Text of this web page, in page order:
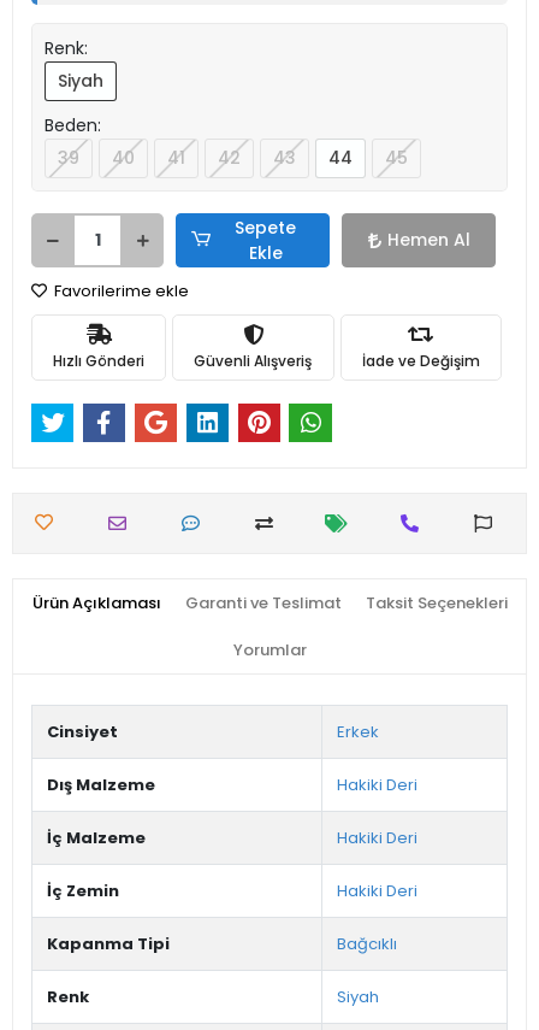
Renk:
Siyah
Beden:
39
40 41 42 43 44 45
Sepete
Ekle
Hemen Al
Favorilerime ekle
Hızlı Gönderi Güvenli Alışveriş İade ve Değişim
Ürün Açıklaması Garanti ve Teslimat Taksit Seçenekleri
Yorumlar
Cinsiyet Erkek
Dış Malzeme Hakiki Deri
İç Malzeme Hakiki Deri
İç Zemin Hakiki Deri
Kapanma Tipi Bağcıklı
Renk Siyah